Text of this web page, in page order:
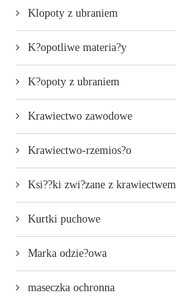
Klopoty z ubraniem
K?opotliwe materia?y
K?opoty z ubraniem
Krawiectwo zawodowe
Krawiectwo-rzemios?o
Ksi??ki zwi?zane z krawiectwem
Kurtki puchowe
Marka odzie?owa
maseczka ochronna